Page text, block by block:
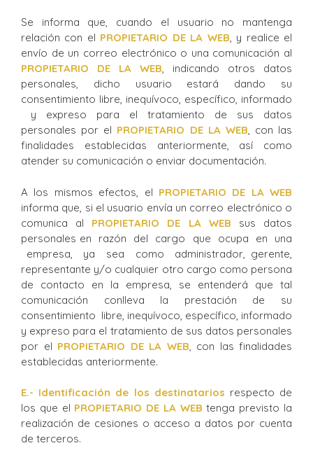
Se informa que, cuando el usuario no mantenga
relación con el PROPIETARIO DE LA WEB, y realice el
envío de un correo electrónico o una comunicación al
PROPIETARIO DE LA WEB, indicando otros datos
personales, dicho usuario estará dando su
consentimiento libre, inequívoco, específico, informado
y expreso para el tratamiento de sus datos
personales por el PROPIETARIO DE LA WEB, con las
finalidades establecidas anteriormente, así como
atender su comunicación o enviar documentación.
A los mismos efectos, el PROPIETARIO DE LA WEB
informa que, si el usuario envía un correo electrónico o
comunica al PROPIETARIO DE LA WEB sus datos
personales en razón del cargo que ocupa en una
empresa, ya sea como administrador, gerente,
representante y/o cualquier otro cargo como persona
de contacto en la empresa, se entenderá que tal
comunicación conlleva la prestación de su
consentimiento libre, inequívoco, específico, informado
y expreso para el tratamiento de sus datos personales
por el PROPIETARIO DE LA WEB , con las finalidades
establecidas anteriormente.
E.- Identificación de los destinatarios respecto de
los que el PROPIETARIO DE LA WEB tenga previsto la
realización de cesiones o acceso a datos por cuenta
de terceros.